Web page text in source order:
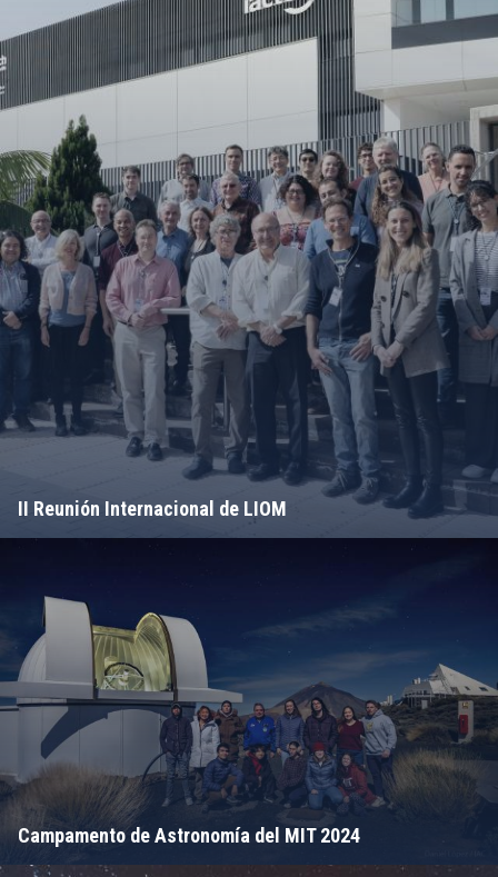
II Reunión Internacional de LIOM
Campamento de Astronomía del MIT 2024